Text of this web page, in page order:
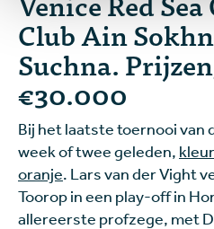
Club Ain
Suchna.
€30.000
Bij het laatste toernooi van
week of twee geleden,
oranje. Lars van der Vight
Toorop in een play-off in
allereerste profzege, met